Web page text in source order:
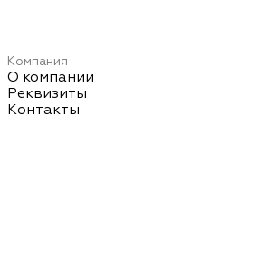
Компания
О компании
Реквизиты
Контакты